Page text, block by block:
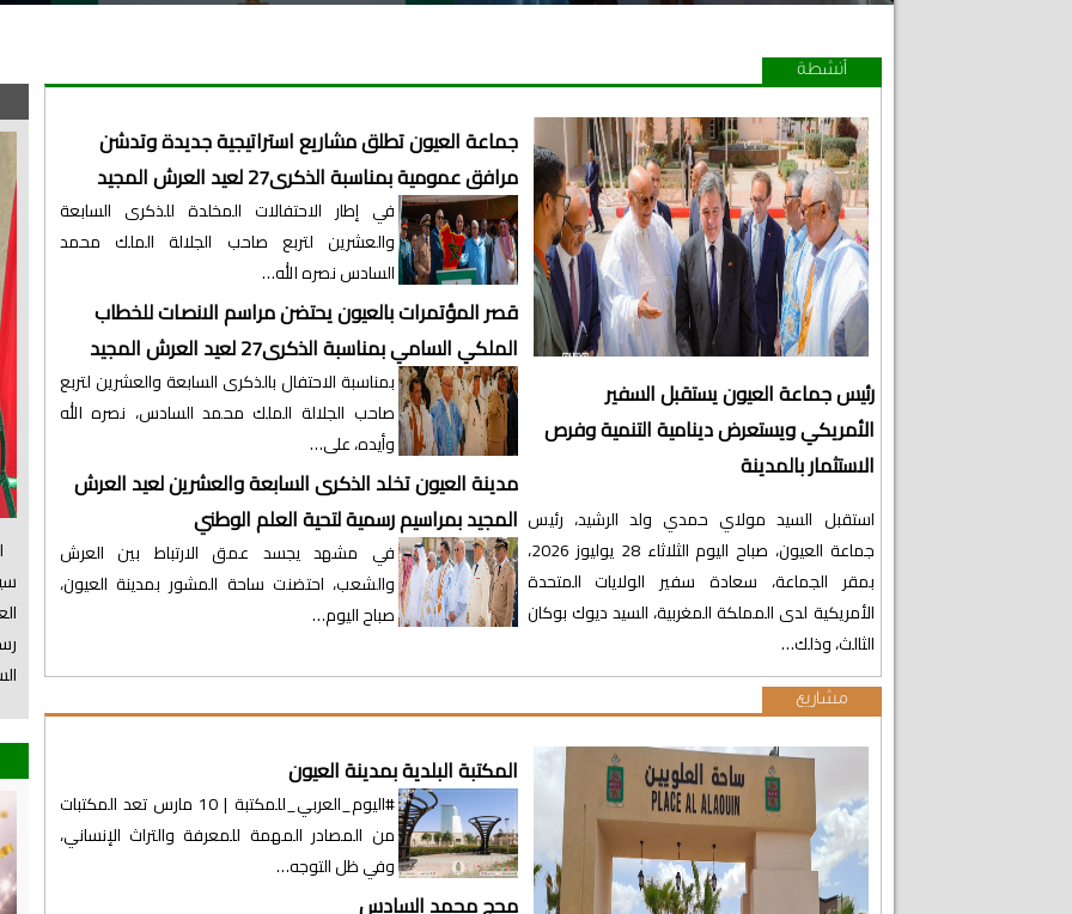
أنشطة
رئيس جماعة العيون يستقبل السفير
الأمريكي ويستعرض دينامية التنمية وفرص
الاستثمار بالمدينة
استقبل السيد مولاي حمدي ولد الرشيد، رئيس
جماعة العيون، صباح اليوم الثلاثاء 28 يوليوز 2026،
بمقر الجماعة، سعادة سفير الولايات المتحدة
الأمريكية لدى المملكة المغربية، السيد ديوك بوكان
الثالث، وذلك…
جماعة العيون تطلق مشاريع استراتيجية جديدة وتدشن
مرافق عمومية بمناسبة الذكرى27 لعيد العرش المجيد
في إطار الاحتفالات المخلدة للذكرى السابعة
والعشرين لتربع صاحب الجلالة الملك محمد
السادس نصره الله…
قصر المؤتمرات بالعيون يحتضن مراسم الانصات للخطاب
الملكي السامي بمناسبة الذكرى27 لعيد العرش المجيد
بمناسبة الاحتفال بالذكرى السابعة والعشرين لتربع
صاحب الجلالة الملك محمد السادس، نصره الله
وأيده، على…
مدينة العيون تخلد الذكرى السابعة والعشرين لعيد العرش
المجيد بمراسيم رسمية لتحية العلم الوطني
في مشهد يجسد عمق الارتباط بين العرش
والشعب، احتضنت ساحة المشور بمدينة العيون،
صباح اليوم…
مشاريع
المكتبة البلدية بمدينة العيون
#اليوم_العربي_للمكتبة | 10 مارس تعد المكتبات
من المصادر المهمة للمعرفة والتراث الإنساني،
وفي ظل التوجه…
محج محمد السادس